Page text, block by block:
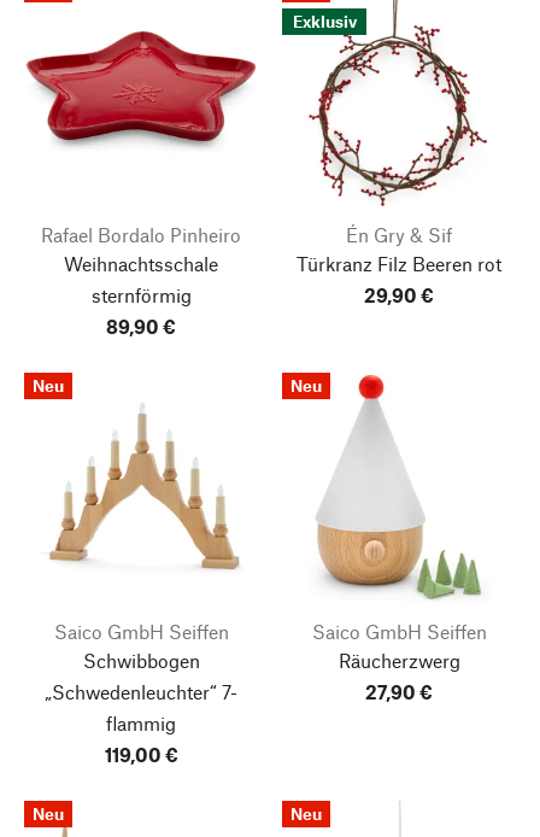
Rafael Bordalo Pinheiro
Weihnachtsschale
sternförmig
89,90 €
Exklusiv
Én Gry & Sif
Türkranz Filz Beeren rot
29,90 €
Neu
Saico GmbH Seiffen
Schwibbogen
„Schwedenleuchter“ 7-
flammig
119,00 €
Neu
Saico GmbH Seiffen
Räucherzwerg
27,90 €
Neu Neu